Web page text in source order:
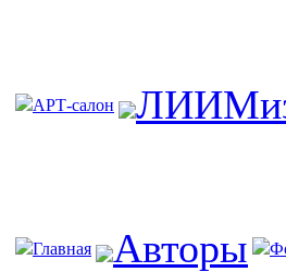
АРТ-салон
Главная Авторы